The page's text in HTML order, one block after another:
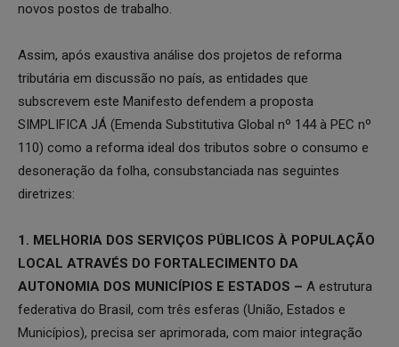
novos postos de trabalho.
Assim, após exaustiva análise dos projetos de reforma
tributária em discussão no país, as entidades que
subscrevem este Manifesto defendem a proposta
SIMPLIFICA JÁ (Emenda Substitutiva Global nº 144 à PEC nº
110) como a reforma ideal dos tributos sobre o consumo e
desoneração da folha, consubstanciada nas seguintes
diretrizes:
1. MELHORIA DOS SERVIÇOS PÚBLICOS À POPULAÇÃO
LOCAL ATRAVÉS DO FORTALECIMENTO DA
AUTONOMIA DOS MUNICÍPIOS E ESTADOS – A estrutura
federativa do Brasil, com três esferas (União, Estados e
Municípios), precisa ser aprimorada, com maior integração